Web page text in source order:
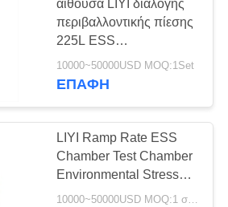
αίθουσα LIYI διαλογής
περιβαλλοντικής πίεσης
225L ESS
προγραμματίσημη
10000~50000USD MOQ:1Set
ΕΠΑΦΉ
LIYI Ramp Rate ESS
Chamber Test Chamber
Environmental Stress
Screening Chamber
10000~50000USD MOQ:1 σύνολο